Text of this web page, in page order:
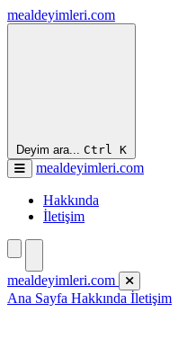
mealdeyimleri.com
Deyim ara... Ctrl K
mealdeyimleri.com
Hakkında
İletişim
mealdeyimleri.com
Ana Sayfa Hakkında İletişim